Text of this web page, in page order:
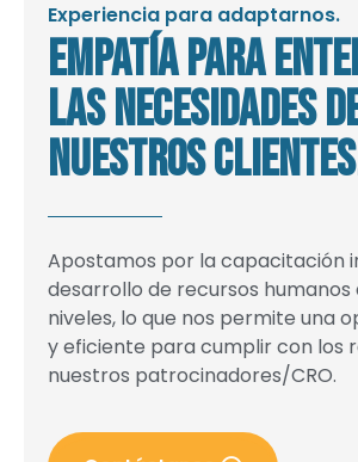
Experiencia para adaptarnos.
Empatía para
las necesidades
nuestros
Apostamos por la capacitación
desarrollo de recursos humanos
niveles, lo que nos permite una
y eficiente para cumplir con los
nuestros patrocinadores/CRO.